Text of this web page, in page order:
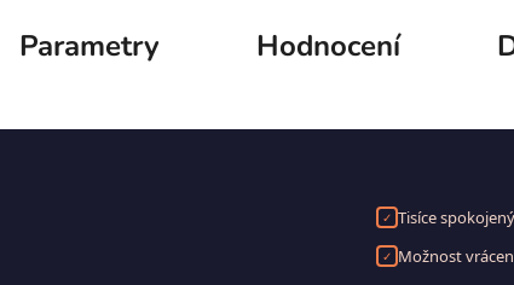
Parametry Hodnocení
✓ Tisíce
✓ Možnost